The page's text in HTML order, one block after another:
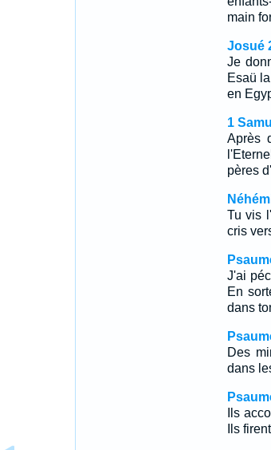
main
Josué
Je
Esaü
en
1
Après
pères
Tu vis
cris
J'ai
En
dans
Des
dans
Ils
Ils